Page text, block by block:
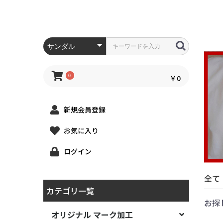
0 ￥0
新規会員登録
お気に入り
ログイン
カテゴリ一覧
オリジナル マーク加工
全て
お探